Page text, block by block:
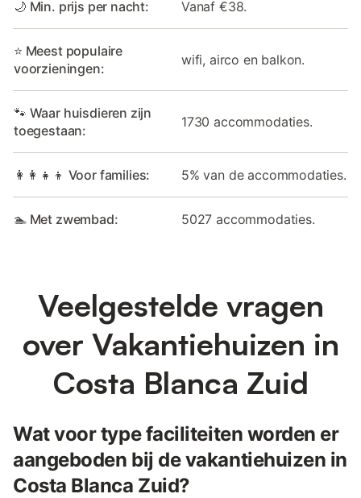
🌙 Min. prijs per nacht: Vanaf €38.
⭐ Meest populaire
voorzieningen:
wifi, airco en balkon.
🐾 Waar huisdieren zijn
toegestaan:
1730 accommodaties.
👩‍👩‍👧‍👦 Voor families: 5% van de accommodaties.
🏊 Met zwembad: 5027 accommodaties.
Veelgestelde vragen
over Vakantiehuizen in
Costa Blanca Zuid
Wat voor type faciliteiten worden er
aangeboden bij de vakantiehuizen in
Costa Blanca Zuid?